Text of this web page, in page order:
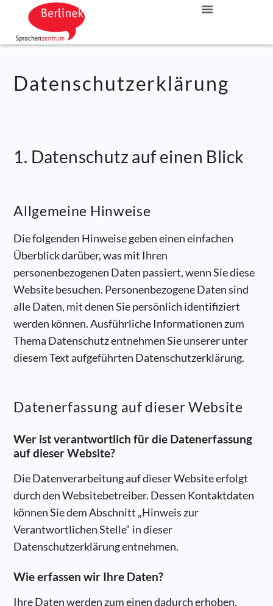
Datenschutzerklärung
1. Datenschutz auf einen Blick
Allgemeine Hinweise
Die folgenden Hinweise geben einen einfachen
Überblick darüber, was mit Ihren
personenbezogenen Daten passiert, wenn Sie diese
Website besuchen. Personenbezogene Daten sind
alle Daten, mit denen Sie persönlich identifiziert
werden können. Ausführliche Informationen zum
Thema Datenschutz entnehmen Sie unserer unter
diesem Text aufgeführten Datenschutzerklärung.
Datenerfassung auf dieser Website
Wer ist verantwortlich für die Datenerfassung
auf dieser Website?
Die Datenverarbeitung auf dieser Website erfolgt
durch den Websitebetreiber. Dessen Kontaktdaten
können Sie dem Abschnitt „Hinweis zur
Verantwortlichen Stelle“ in dieser
Datenschutzerklärung entnehmen.
Wie erfassen wir Ihre Daten?
Ihre Daten werden zum einen dadurch erhoben,